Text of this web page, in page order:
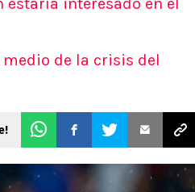
medio de la crisis del